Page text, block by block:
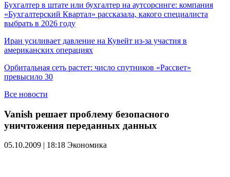
Бухгалтер в штате или бухгалтер на аутсорсинге: компания
«Бухгалтерский Квартал» рассказала, какого специалиста
выбрать в 2026 году
Иран усиливает давление на Кувейт из-за участия в
американских операциях
Орбитальная сеть растет: число спутников «Рассвет»
превысило 30
Все новости
Vanish решает проблему безопасного
уничтожения переданных данных
05.10.2009 | 18:18 Экономика